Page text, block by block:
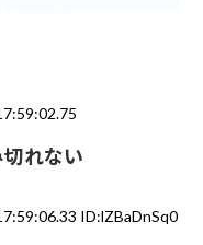
れない
ID:lZBaDnSq0